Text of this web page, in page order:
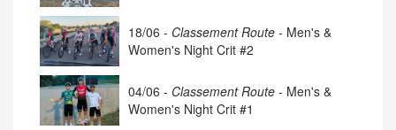
18/06 - Classement Route - Men's &
Women's Night Crit #2
04/06 - Classement Route - Men's &
Women's Night Crit #1